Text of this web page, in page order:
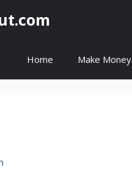
Home Make Money